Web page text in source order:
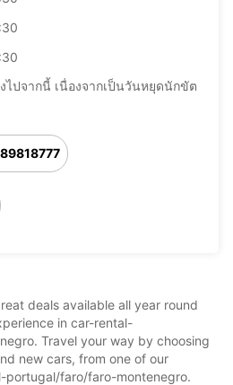
ไปจากนี้ เนื่องจากเป็นวันหยุดนักขัต
deals available all year round
in car-rental-
Travel your way by choosing
new cars, from one of our
portugal/faro/faro-montenegro.